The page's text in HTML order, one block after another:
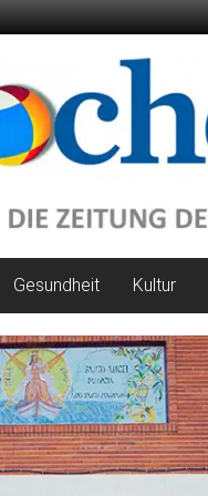
Gesundheit Kultur